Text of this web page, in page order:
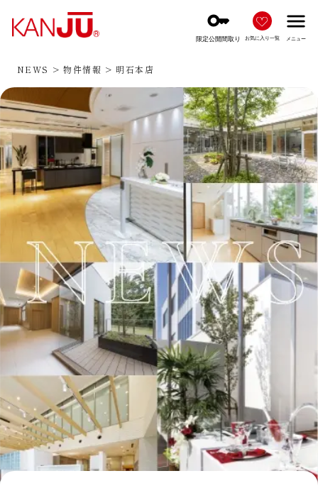
key
限定公開間取り お気に入り一覧
menu
メニュー
NEWS 物件情報 明石本店